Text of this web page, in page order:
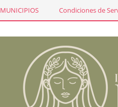
MUNICIPIOS Condiciones de